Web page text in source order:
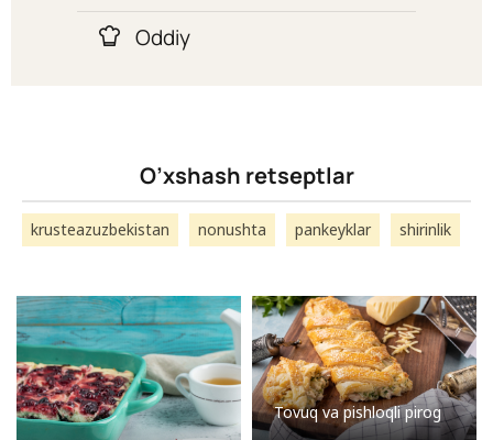
Oddiy
O’xshash retseptlar
krusteazuzbekistan nonushta pankeyklar shirinlik
Tovuq va pishloqli pirog